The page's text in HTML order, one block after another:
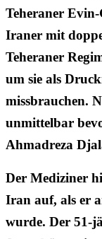
Teheraner
Iraner mit
Teheraner
um sie als
missbrauchen.
unmittelbar
Ahmadreza
Der Mediziner
Iran auf, als er
wurde. Der 51-